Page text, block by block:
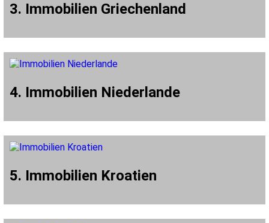
3. Immobilien Griechenland
4. Immobilien Niederlande
5. Immobilien Kroatien